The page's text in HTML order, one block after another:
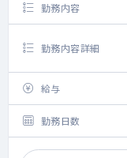
勤務内容
勤務内容詳細
給与
勤務日数